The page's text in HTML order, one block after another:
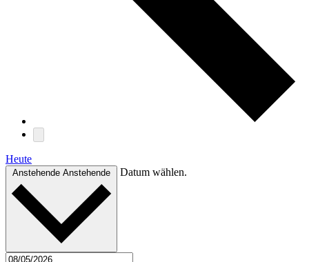
Heute
Anstehende Anstehende Datum wählen.